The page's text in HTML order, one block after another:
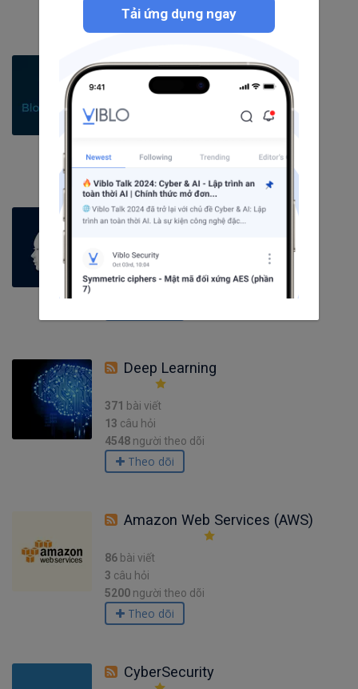
Theo dõi
Blockchain
11câu hỏi
Theo dõi
Artificial Intelligence
152bài viết
câu hỏi
Deep Learning
371 bài viết
13 câu hỏi
4548 người theo dõi
Theo dõi
Amazon Web Services (AWS)
86 bài viết
3 câu hỏi
5200 người theo dõi
Theo dõi
CyberSecurity
Tải ứng dụng ngay